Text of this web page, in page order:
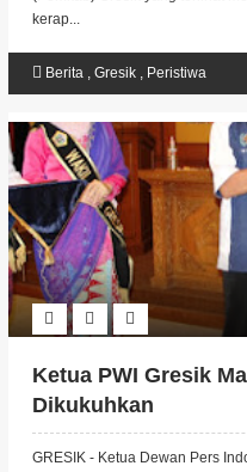
kerap...
Berita, Gresik, Peristiwa
Ketua PWI Gresik
Dikukuhkan
GRESIK - Ketua Dewan Pers